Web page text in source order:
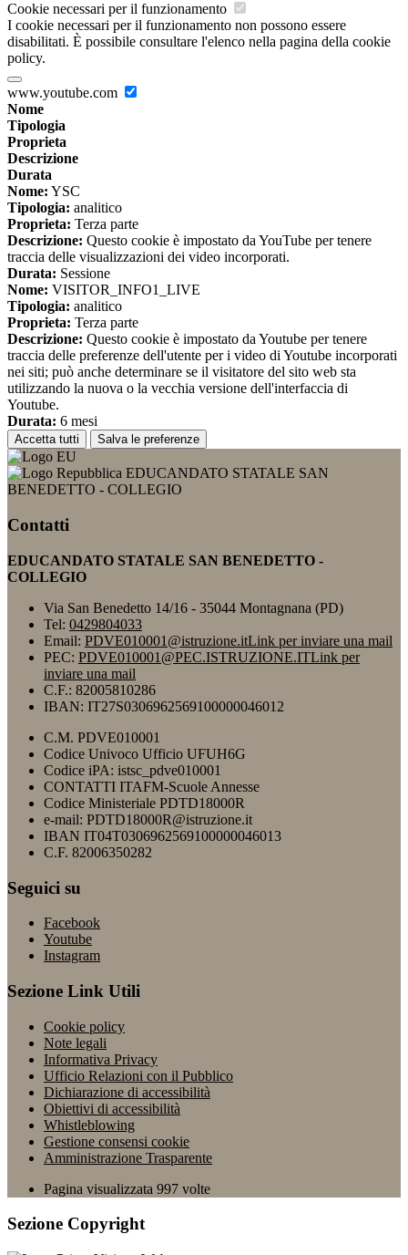
Cookie necessari per il funzionamento
I cookie necessari per il funzionamento non possono essere
disabilitati. È possibile consultare l'elenco nella pagina della cookie
policy.
www.youtube.com
Nome
Tipologia
Proprieta
Descrizione
Durata
Nome: YSC
Tipologia: analitico
Proprieta: Terza parte
Descrizione: Questo cookie è impostato da YouTube per tenere
traccia delle visualizzazioni dei video incorporati.
Durata: Sessione
Nome: VISITOR_INFO1_LIVE
Tipologia: analitico
Proprieta: Terza parte
Descrizione: Questo cookie è impostato da Youtube per tenere
traccia delle preferenze dell'utente per i video di Youtube incorporati
nei siti; può anche determinare se il visitatore del sito web sta
utilizzando la nuova o la vecchia versione dell'interfaccia di
Youtube.
Durata: 6 mesi
Accetta tutti Salva le preferenze
EDUCANDATO STATALE SAN
BENEDETTO - COLLEGIO
Contatti
EDUCANDATO STATALE SAN BENEDETTO -
COLLEGIO
Via San Benedetto 14/16 - 35044 Montagnana (PD)
Tel: 0429804033
Email: PDVE010001@istruzione.itLink per inviare una mail
PEC: PDVE010001@PEC.ISTRUZIONE.ITLink per
inviare una mail
C.F.: 82005810286
IBAN: IT27S0306962569100000046012
C.M. PDVE010001
Codice Univoco Ufficio UFUH6G
Codice iPA: istsc_pdve010001
CONTATTI ITAFM-Scuole Annesse
Codice Ministeriale PDTD18000R
e-mail: PDTD18000R@istruzione.it
IBAN IT04T0306962569100000046013
C.F. 82006350282
Seguici su
Facebook
Youtube
Instagram
Sezione Link Utili
Cookie policy
Note legali
Informativa Privacy
Ufficio Relazioni con il Pubblico
Dichiarazione di accessibilità
Obiettivi di accessibilità
Whistleblowing
Gestione consensi cookie
Amministrazione Trasparente
Pagina visualizzata 997 volte
Sezione Copyright